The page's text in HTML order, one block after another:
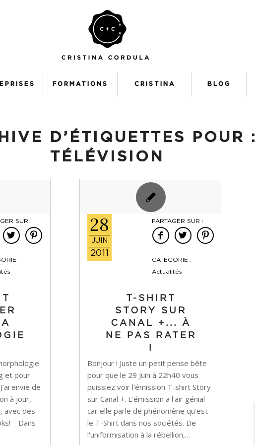
FORMATIONS CRISTINA BLOG
D’ÉTIQUETTES POUR :
TÉLÉVISION
SUR :
:
et pour
envie de
à jour,
avec des
Dans
28
JUIN
2011
PARTAGER SUR :
CATÉGORIE :
Actualités
T-SHIRT
STORY SUR
CANAL +... À
NE PAS RATER
!
Bonjour ! Juste un petit pense bête
pour que le 29 Juin à 22h40 vous
puissiez voir l'émission T-shirt Story
sur Canal +. L'émission a l'air génial
car elle parle de phénomène qu'est
le T-Shirt dans nos sociétés. De
l'uniformisation à la rébellion,…